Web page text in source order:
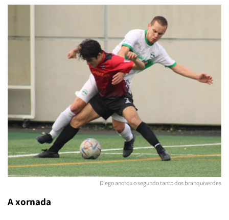
Diego anotou o segundo tanto dos branquiverdes
A xornada